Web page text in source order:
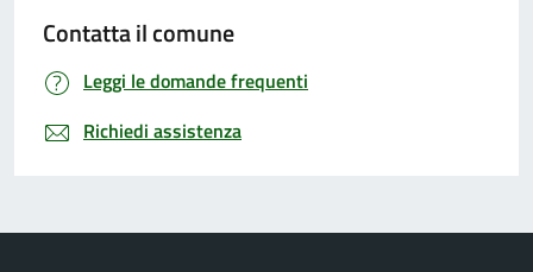
Contatta il comune
Leggi le domande frequenti
Richiedi assistenza